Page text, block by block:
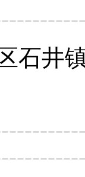
石井